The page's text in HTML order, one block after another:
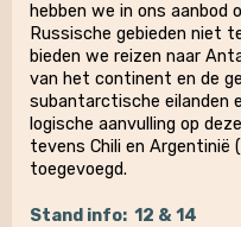
hebben we in ons aanbod
Russische gebieden niet
bieden we reizen naar
van het continent en de
subantarctische eilanden
logische aanvulling op
tevens Chili en Argentinië
toegevoegd.
Stand info: 12 & 14